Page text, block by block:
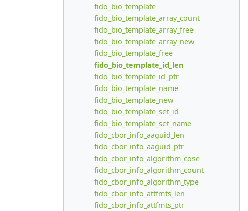
fido_bio_template
fido_bio_template_array_count
fido_bio_template_array_free
fido_bio_template_array_new
fido_bio_template_free
fido_bio_template_id_len
fido_bio_template_id_ptr
fido_bio_template_name
fido_bio_template_new
fido_bio_template_set_id
fido_bio_template_set_name
fido_cbor_info_aaguid_len
fido_cbor_info_aaguid_ptr
fido_cbor_info_algorithm_cose
fido_cbor_info_algorithm_count
fido_cbor_info_algorithm_type
fido_cbor_info_attfmts_len
fido_cbor_info_attfmts_ptr